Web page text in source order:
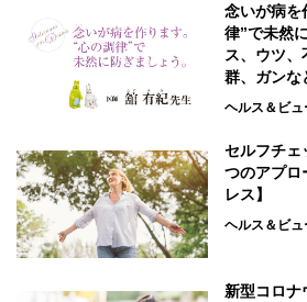
念いが病を
律”で未然
ス、ウツ
群、ガンな
ヘルス＆ビュ
セルフチェ
つのアプロ
レス】
ヘルス＆ビュ
新型コロナ